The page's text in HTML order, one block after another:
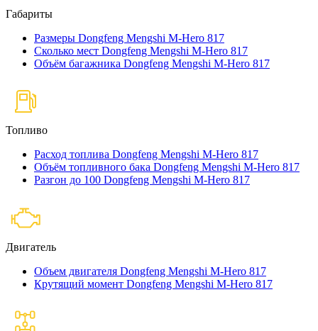
Габариты
Размеры Dongfeng Mengshi M-Hero 817
Сколько мест Dongfeng Mengshi M-Hero 817
Объём багажника Dongfeng Mengshi M-Hero 817
Топливо
Расход топлива Dongfeng Mengshi M-Hero 817
Объём топливного бака Dongfeng Mengshi M-Hero 817
Разгон до 100 Dongfeng Mengshi M-Hero 817
Двигатель
Объем двигателя Dongfeng Mengshi M-Hero 817
Крутящий момент Dongfeng Mengshi M-Hero 817